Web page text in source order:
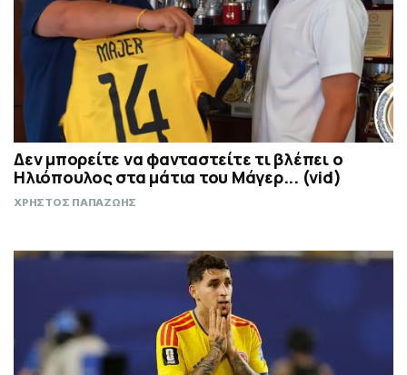
Δεν μπορείτε να φανταστείτε τι βλέπει ο
Ηλιόπουλος στα μάτια του Μάγερ... (vid)
ΧΡΗΣΤΟΣ ΠΑΠΑΖΩΗΣ